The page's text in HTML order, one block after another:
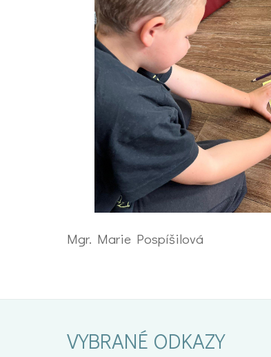
Mgr. Marie Pospíšilová
VYBRANÉ ODKAZY